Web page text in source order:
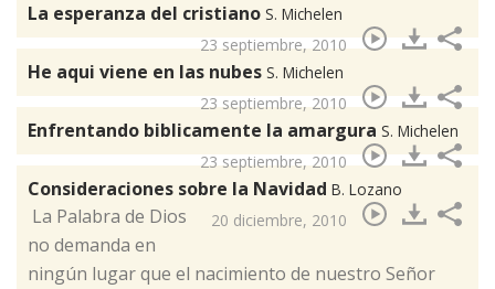
La esperanza del cristiano S. Michelen
23 septiembre, 2010
He aqui viene en las nubes S. Michelen
23 septiembre, 2010
Enfrentando biblicamente la amargura S. Michelen
23 septiembre, 2010
Consideraciones sobre la Navidad B. Lozano
20 diciembre, 2010
​ La Palabra de Dios
no demanda en
ningún lugar que el nacimiento de nuestro Señor